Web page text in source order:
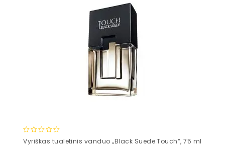
0
Vyriškas tualetinis vanduo „Black Suede Touch“, 75 ml